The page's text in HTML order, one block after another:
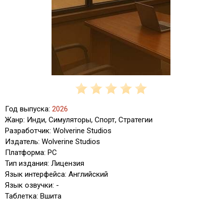
Год выпуска: 2026
Жанр: Инди, Симуляторы, Спорт, Стратегии
Разработчик: Wolverine Studios
Издатель: Wolverine Studios
Платформа: PC
Тип издания: Лицензия
Язык интерфейса: Английский
Язык озвучки: -
Таблетка: Вшита